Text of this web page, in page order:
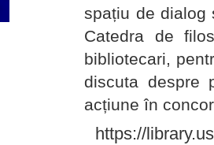
spațiu de dialog
Catedra de
bibliotecari,
discuta despre
acțiune în
https://